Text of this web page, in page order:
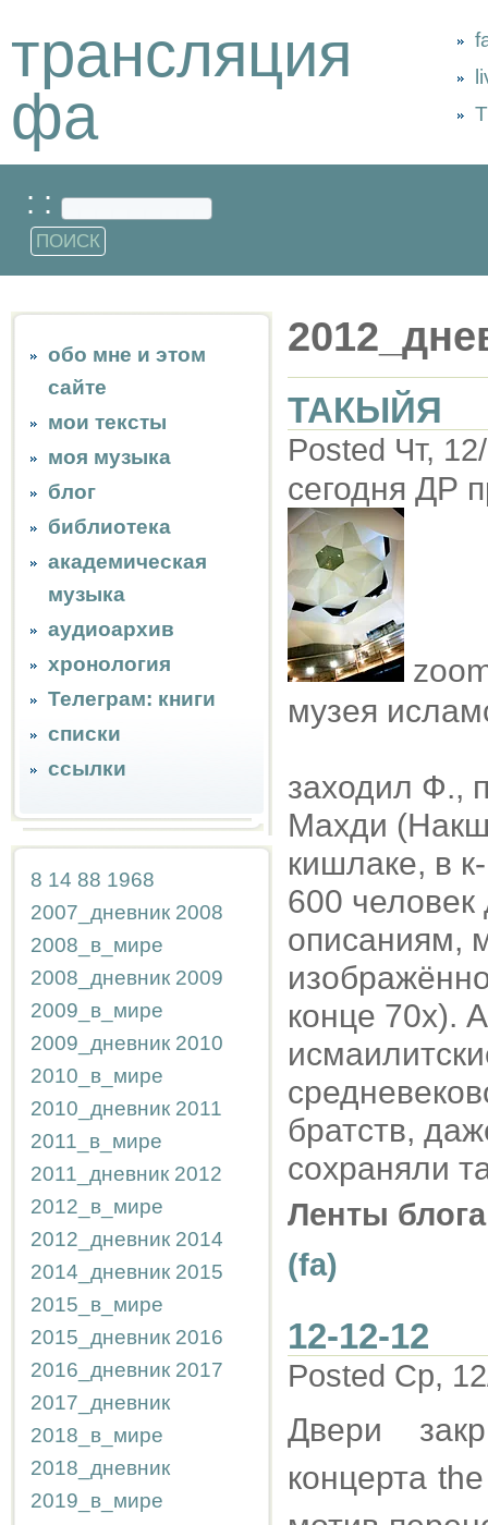
трансляция
фа
: :
обо мне и этом
сайте
мои тексты
моя музыка
блог
библиотека
академическая
музыка
аудиоархив
хронология
Телеграм: книги
списки
ссылки
8 14 88 1968
2007_дневник 2008
2008_в_мире
2008_дневник 2009
2009_в_мире
2009_дневник 2010
2010_в_мире
2010_дневник 2011
2011_в_мире
2011_дневник 2012
2012_в_мире
2012_дневник 2014
2014_дневник 2015
2015_в_мире
2015_дневник 2016
2016_дневник 2017
2017_дневник
2018_в_мире
2018_дневник
2019_в_мире
ТАКЫЙЯ
Posted Чт,
сегодня ДР
музея
заходил Ф.,
Махди
кишлаке, в
600 человек
описаниям,
конце 70х).
братств,
сохраняли
Ленты
(fa)
12-12-12
Posted Ср,
Двери
концерта